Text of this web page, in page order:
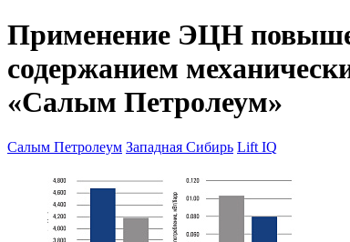
Применение ЭЦН
содержанием
«Салым Петролеум»
Салым Петролеум Западная Сибирь Lift IQ